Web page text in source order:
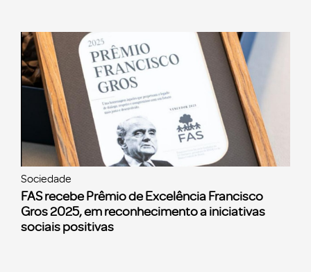
Sociedade
FAS recebe Prêmio de Excelência Francisco
Gros 2025, em reconhecimento a iniciativas
sociais positivas